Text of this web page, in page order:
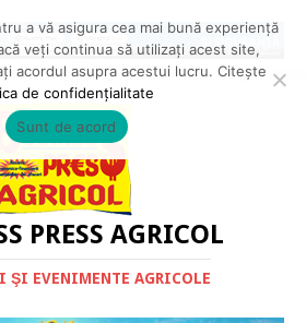
PRESS AGRICOL
ŞI EVENIMENTE AGRICOLE
a vă asigura cea mai bună experiență
veți continua să utilizați acest site,
acordul asupra acestui lucru. Citește
de confidențialitate
Sunt de acord